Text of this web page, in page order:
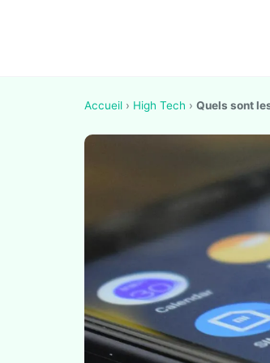
Accueil › High Tech › Quels sont